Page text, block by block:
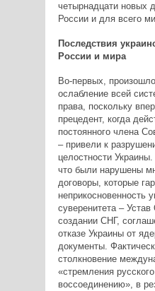
четырнадцати новых
России и для всего
Последствия
России и мира
Во-первых,
ослабление всей
права, поскольку
прецедент, когда
постоянного члена
– привели к
целостности
что были нарушены
договоры, которые
неприкосновенность
суверенитета –
создании СНГ,
отказе Украины от
документы.
столкновение
«стремления
воссоединению», в